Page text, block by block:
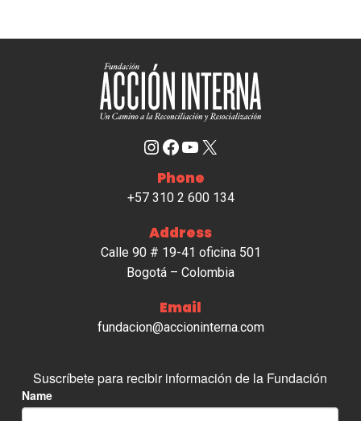
Instagram Facebook YouTube X
Phone
+57 310 2 600 134
Address
Calle 90 # 19-41 oficina 501
Bogotá – Colombia
Email
fundacion@accioninterna.com